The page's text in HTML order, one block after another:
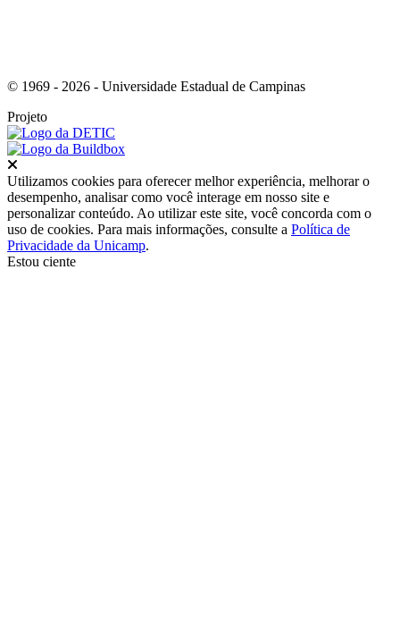
© 1969 - 2026 - Universidade Estadual de Campinas
Projeto
Utilizamos cookies para oferecer melhor experiência, melhorar o
desempenho, analisar como você interage em nosso site e
personalizar conteúdo. Ao utilizar este site, você concorda com o
uso de cookies. Para mais informações, consulte a Política de
Privacidade da Unicamp.
Estou ciente